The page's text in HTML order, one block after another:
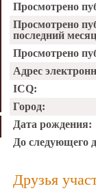
Просмотрено
Просмотрено
последний
Просмотрено
Адрес
ICQ:
Город:
Дата рождения:
До следующего
Друзья